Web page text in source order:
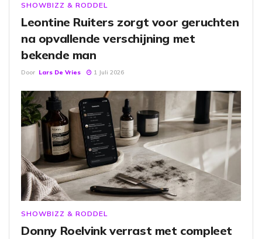
SHOWBIZZ & RODDEL
Leontine Ruiters zorgt voor geruchten
na opvallende verschijning met
bekende man
Door Lars De Vries 1 Juli 2026
SHOWBIZZ & RODDEL
Donny Roelvink verrast met compleet